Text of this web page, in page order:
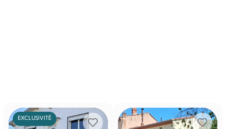
EXCLUSIVITÉ